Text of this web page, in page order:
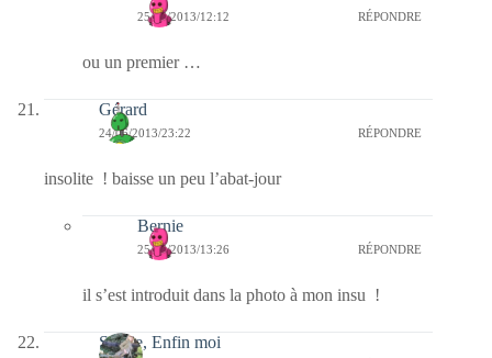
25/06/2013/12:12 RÉPONDRE
ou un premier …
Gérard
24/06/2013/23:22 RÉPONDRE
insolite ! baisse un peu l’abat-jour
Bernie
25/06/2013/13:26 RÉPONDRE
il s’est introduit dans la photo à mon insu !
Sylvie, Enfin moi